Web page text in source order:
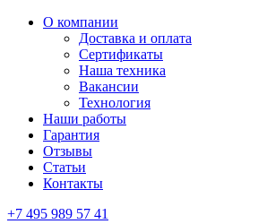
О компании
Доставка и оплата
Сертификаты
Наша техника
Вакансии
Технология
Наши работы
Гарантия
Отзывы
Статьи
Контакты
+7 495 989 57 41